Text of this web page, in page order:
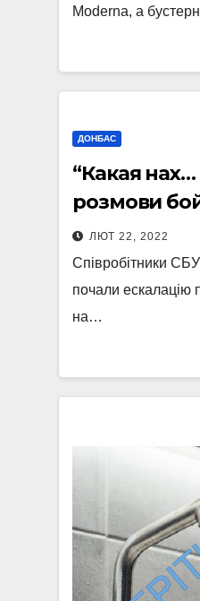
Moderna, а
ДОНБАС
“Какая
розмови
ЛЮТ 22, 2022
Співробітники
почали ескалацію
на…